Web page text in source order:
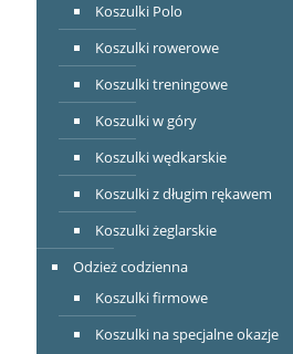
Koszulki Polo
Koszulki rowerowe
Koszulki treningowe
Koszulki w góry
Koszulki wędkarskie
Koszulki z długim rękawem
Koszulki żeglarskie
Odzież codzienna
Koszulki firmowe
Koszulki na specjalne okazje